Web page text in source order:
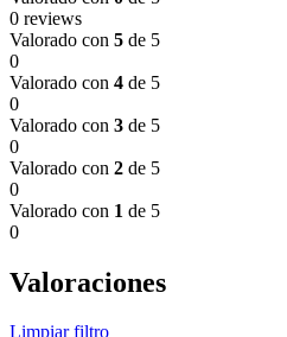
0 reviews
Valorado con 5 de 5
0
Valorado con 4 de 5
0
Valorado con 3 de 5
0
Valorado con 2 de 5
0
Valorado con 1 de 5
0
Valoraciones
Limpiar filtro